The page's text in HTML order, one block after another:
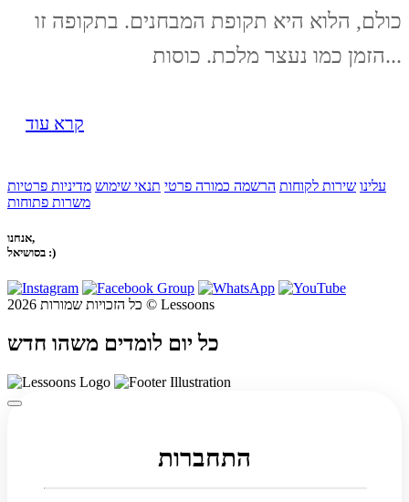
כולם, הלוא היא תקופת המבחנים. בתקופה זו
הזמן כמו נעצר מלכת. כוסות...
קרא עוד
עלינו שירות לקוחות הרשמה כמורה פרטי תנאי שימוש מדיניות פרטיות
משרות פתוחות
אנחנו,
בסושיאל :)
כל הזכויות שמורות 2026 © Lessoons
כל יום לומדים משהו חדש
התחברות